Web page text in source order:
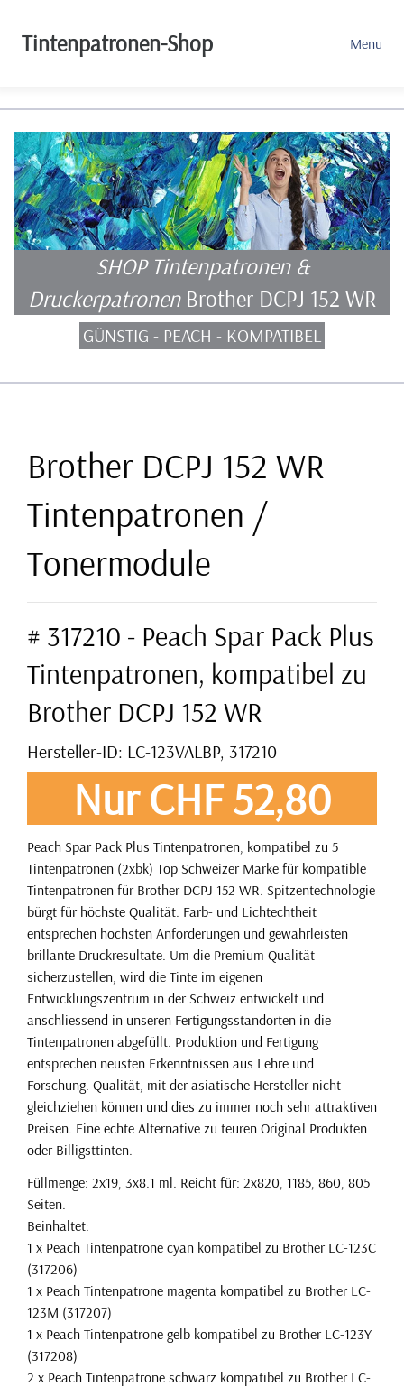
Tintenpatronen-Shop Menu
SHOP Tintenpatronen &
Druckerpatronen Brother DCPJ 152 WR
GÜNSTIG - PEACH - KOMPATIBEL
Brother DCPJ 152 WR
Tintenpatronen /
Tonermodule
# 317210 - Peach Spar Pack Plus
Tintenpatronen, kompatibel zu
Brother DCPJ 152 WR
Hersteller-ID: LC-123VALBP, 317210
Nur CHF 52,80
Peach Spar Pack Plus Tintenpatronen, kompatibel zu 5
Tintenpatronen (2xbk) Top Schweizer Marke für kompatible
Tintenpatronen für Brother DCPJ 152 WR. Spitzentechnologie
bürgt für höchste Qualität. Farb- und Lichtechtheit
entsprechen höchsten Anforderungen und gewährleisten
brillante Druckresultate. Um die Premium Qualität
sicherzustellen, wird die Tinte im eigenen
Entwicklungszentrum in der Schweiz entwickelt und
anschliessend in unseren Fertigungsstandorten in die
Tintenpatronen abgefüllt. Produktion und Fertigung
entsprechen neusten Erkenntnissen aus Lehre und
Forschung. Qualität, mit der asiatische Hersteller nicht
gleichziehen können und dies zu immer noch sehr attraktiven
Preisen. Eine echte Alternative zu teuren Original Produkten
oder Billigsttinten.
Füllmenge: 2x19, 3x8.1 ml. Reicht für: 2x820, 1185, 860, 805
Seiten.
Beinhaltet:
1 x Peach Tintenpatrone cyan kompatibel zu Brother LC-123C
(317206)
1 x Peach Tintenpatrone magenta kompatibel zu Brother LC-
123M (317207)
1 x Peach Tintenpatrone gelb kompatibel zu Brother LC-123Y
(317208)
2 x Peach Tintenpatrone schwarz kompatibel zu Brother LC-